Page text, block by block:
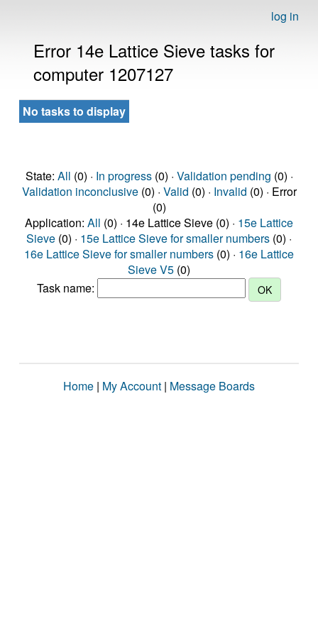
log in
Error 14e Lattice Sieve tasks for
computer 1207127
No tasks to display
State: All (0) · In progress(0) · Validation pending (0) ·
Validation inconclusive(0) · Valid (0) · Invalid (0) · Error
(0)
Application: All (0) · 14e Lattice Sieve (0) · 15e Lattice
Sieve (0) · 15e Lattice Sieve for smaller numbers (0) ·
16e Lattice Sieve for smaller numbers (0) · 16e Lattice
Sieve V5 (0)
Task name:
Home | My Account | Message Boards